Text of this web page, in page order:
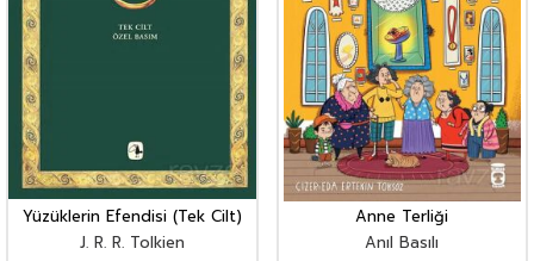
Yüzüklerin Efendisi (Tek Cilt)
J. R. R. Tolkien
Anne Terliği
Anıl Basılı